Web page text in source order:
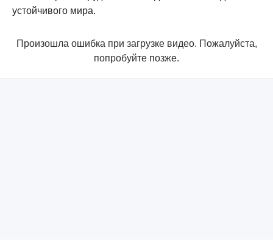
устойчивого мира.
Произошла ошибка при загрузке видео. Пожалуйста,
попробуйте позже.